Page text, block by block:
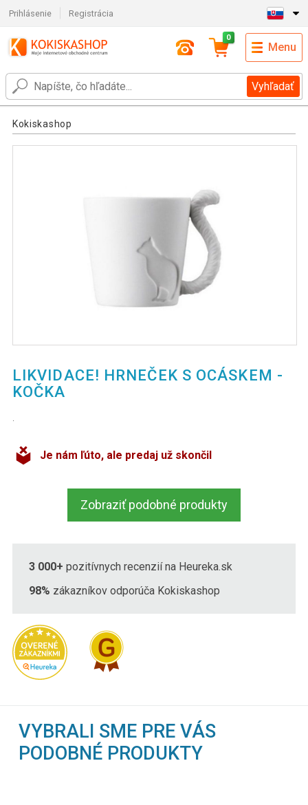
Prihlásenie Registrácia
Vyhľadať
0
Menu
Kokiskashop
LIKVIDACE! HRNEČEK S OCÁSKEM -
KOČKA
Je nám ľúto, ale predaj už skončil
Zobraziť podobné produkty
3 000+ pozitívnych recenzií na Heureka.sk
98% zákazníkov odporúča Kokiskashop
VYBRALI SME PRE VÁS
PODOBNÉ PRODUKTY